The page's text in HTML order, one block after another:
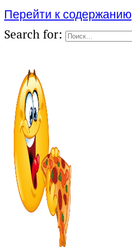
Перейти к содержанию
Search for: